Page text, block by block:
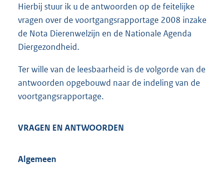
Hierbij stuur ik u de antwoorden op de feitelijke
vragen over de voortgangsrapportage 2008 inzake
de Nota Dierenwelzijn en de Nationale Agenda
Diergezondheid.
Ter wille van de leesbaarheid is de volgorde van de
antwoorden opgebouwd naar de indeling van de
voortgangsrapportage.
VRAGEN EN ANTWOORDEN
Algemeen